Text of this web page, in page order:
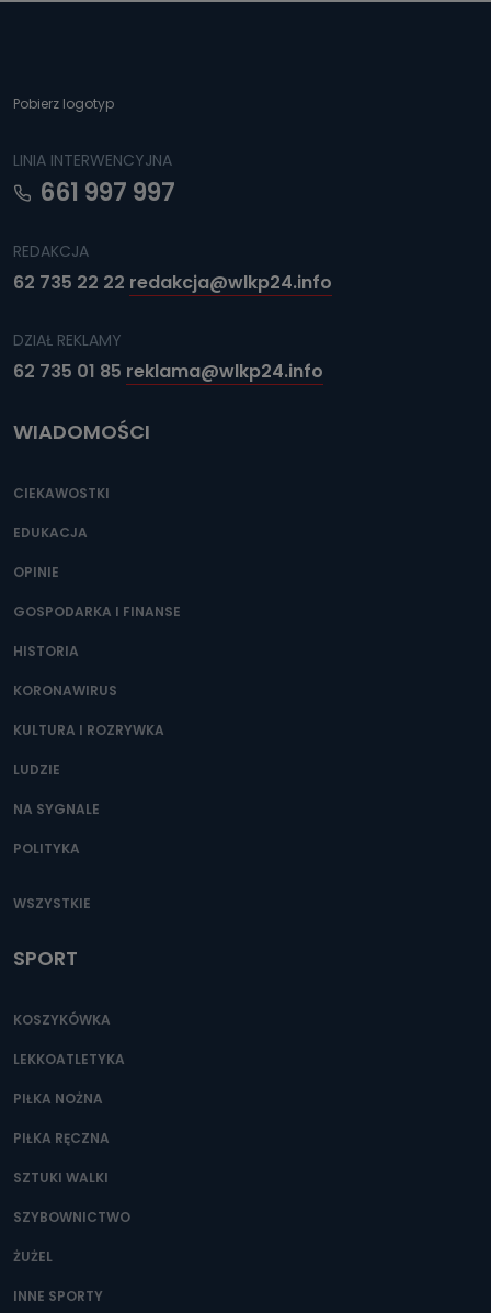
Pobierz logotyp
LINIA INTERWENCYJNA
661 997 997
REDAKCJA
62 735 22 22 redakcja@wlkp24.info
DZIAŁ REKLAMY
62 735 01 85 reklama@wlkp24.info
WIADOMOŚCI
CIEKAWOSTKI
EDUKACJA
OPINIE
GOSPODARKA I FINANSE
HISTORIA
KORONAWIRUS
KULTURA I ROZRYWKA
LUDZIE
NA SYGNALE
POLITYKA
WSZYSTKIE
SPORT
KOSZYKÓWKA
LEKKOATLETYKA
PIŁKA NOŻNA
PIŁKA RĘCZNA
SZTUKI WALKI
SZYBOWNICTWO
ŻUŻEL
INNE SPORTY